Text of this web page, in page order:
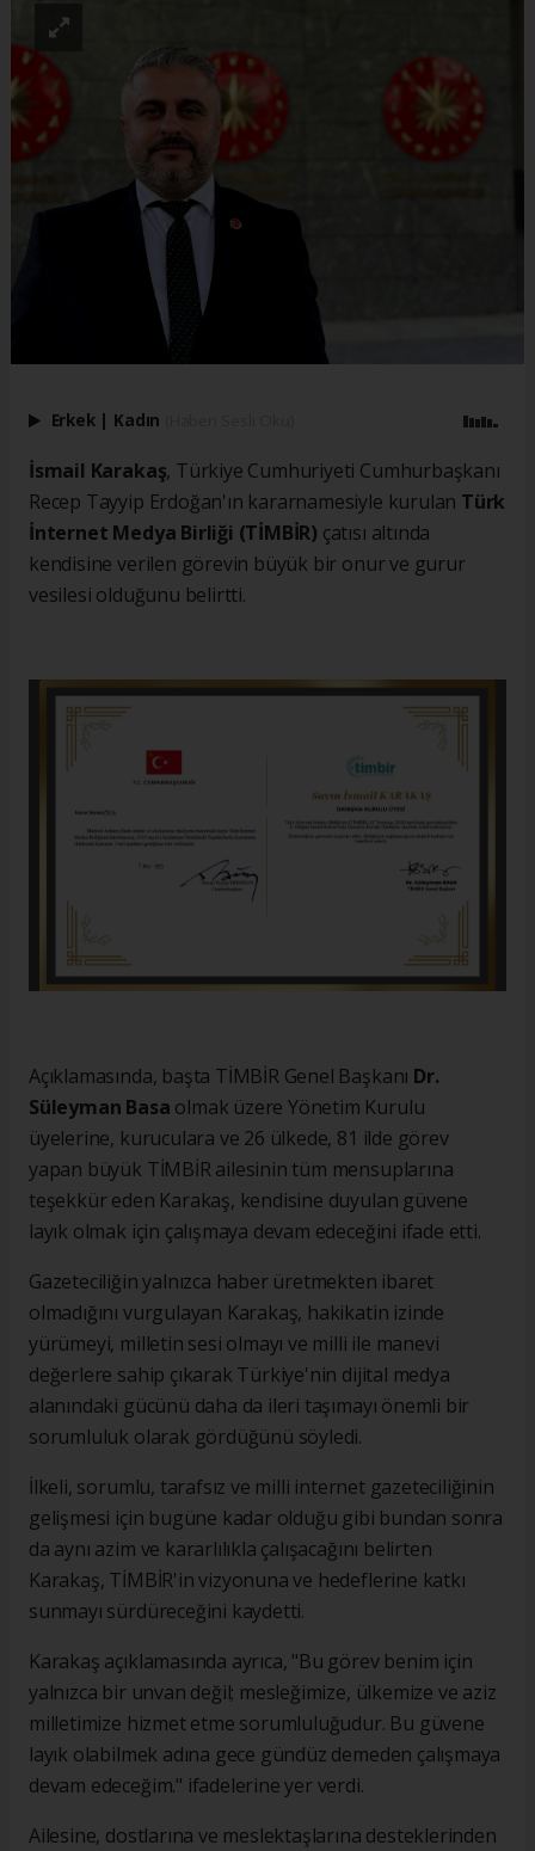
Erkek | Kadın
İsmail Karakaş, Türkiye Cumhuriyeti Cumhurbaşkanı
Recep Tayyip Erdoğan'ın kararnamesiyle kurulan Türk
İnternet Medya Birliği (TİMBİR) çatısı altında
kendisine verilen görevin büyük bir onur ve gurur
vesilesi olduğunu belirtti.
Açıklamasında, başta TİMBİR Genel Başkanı Dr.
Süleyman Basa olmak üzere Yönetim Kurulu
üyelerine, kuruculara ve 26 ülkede, 81 ilde görev
yapan büyük TİMBİR ailesinin tüm mensuplarına
teşekkür eden Karakaş, kendisine duyulan güvene
layık olmak için çalışmaya devam edeceğini ifade etti.
Gazeteciliğin yalnızca haber üretmekten ibaret
olmadığını vurgulayan Karakaş, hakikatin izinde
yürümeyi, milletin sesi olmayı ve milli ile manevi
değerlere sahip çıkarak Türkiye'nin dijital medya
alanındaki gücünü daha da ileri taşımayı önemli bir
sorumluluk olarak gördüğünü söyledi.
İlkeli, sorumlu, tarafsız ve milli internet gazeteciliğinin
gelişmesi için bugüne kadar olduğu gibi bundan sonra
da aynı azim ve kararlılıkla çalışacağını belirten
Karakaş, TİMBİR'in vizyonuna ve hedeflerine katkı
sunmayı sürdüreceğini kaydetti.
Karakaş açıklamasında ayrıca, "Bu görev benim için
yalnızca bir unvan değil; mesleğimize, ülkemize ve aziz
milletimize hizmet etme sorumluluğudur. Bu güvene
layık olabilmek adına gece gündüz demeden çalışmaya
devam edeceğim." ifadelerine yer verdi.
Ailesine, dostlarına ve meslektaşlarına desteklerinden